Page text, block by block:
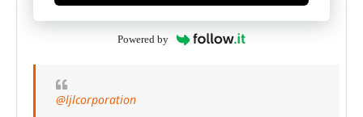
Powered by
@ljlcorporation